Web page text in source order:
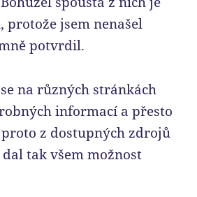
protože jsem nenašel
potvrdil.
na různých stránkách
informací a přesto
z dostupných zdrojů
tak všem možnost